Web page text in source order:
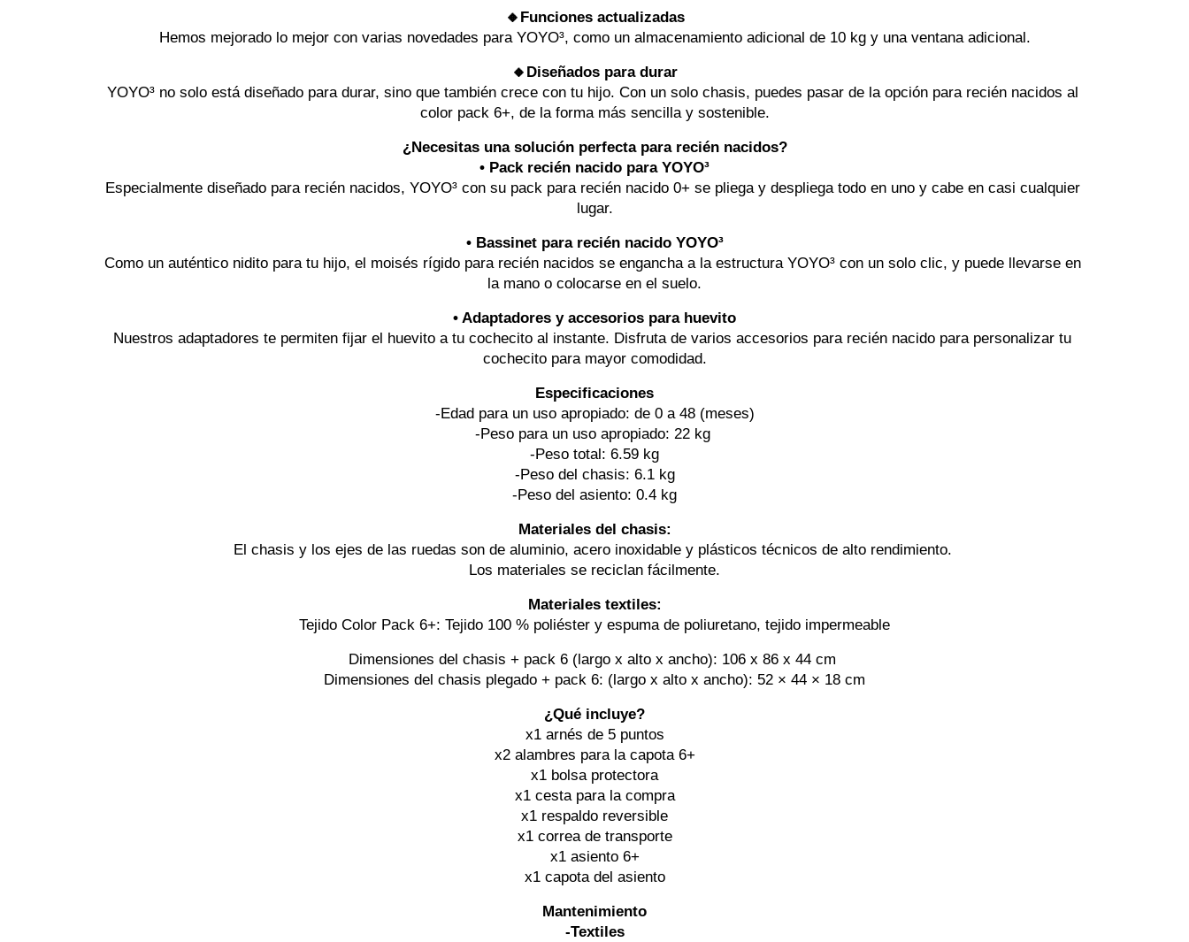
🔸Funciones actualizadas
Hemos mejorado lo mejor con varias novedades para YOYO³, como un almacenamiento adicional de 10 kg y una ventana adicional.
🔸Diseñados para durar
YOYO³ no solo está diseñado para durar, sino que también crece con tu hijo. Con un solo chasis, puedes pasar de la opción para recién nacidos al
color pack 6+, de la forma más sencilla y sostenible.
¿Necesitas una solución perfecta para recién nacidos?
• Pack recién nacido para YOYO³
Especialmente diseñado para recién nacidos, YOYO³ con su pack para recién nacido 0+ se pliega y despliega todo en uno y cabe en casi cualquier
lugar.
• Bassinet para recién nacido YOYO³
Como un auténtico nidito para tu hijo, el moisés rígido para recién nacidos se engancha a la estructura YOYO³ con un solo clic, y puede llevarse en
la mano o colocarse en el suelo.
• Adaptadores y accesorios para huevito
Nuestros adaptadores te permiten fijar el huevito a tu cochecito al instante. Disfruta de varios accesorios para recién nacido para personalizar tu
cochecito para mayor comodidad.
Especificaciones
-Edad para un uso apropiado: de 0 a 48 (meses)
-Peso para un uso apropiado: 22 kg
-Peso total: 6.59 kg
-Peso del chasis: 6.1 kg
-Peso del asiento: 0.4 kg
Materiales del chasis:
El chasis y los ejes de las ruedas son de aluminio, acero inoxidable y plásticos técnicos de alto rendimiento.
Los materiales se reciclan fácilmente.
Materiales textiles:
Tejido Color Pack 6+: Tejido 100 % poliéster y espuma de poliuretano, tejido impermeable
Dimensiones del chasis + pack 6 (largo x alto x ancho): 106 x 86 x 44 cm
Dimensiones del chasis plegado + pack 6: (largo x alto x ancho): 52 × 44 × 18 cm
¿Qué incluye?
x1 arnés de 5 puntos
x2 alambres para la capota 6+
x1 bolsa protectora
x1 cesta para la compra
x1 respaldo reversible
x1 correa de transporte
x1 asiento 6+
x1 capota del asiento
Mantenimiento
-Textiles